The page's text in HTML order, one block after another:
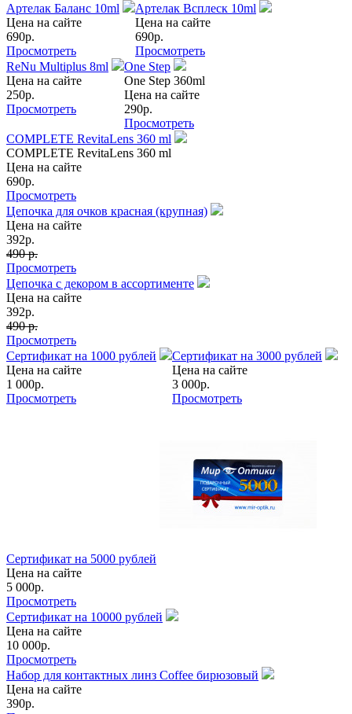
Артелак Баланс 10ml
Цена на сайте
690р.
Просмотреть
Артелак Всплеск 10ml
Цена на сайте
690р.
Просмотреть
ReNu Multiplus 8ml
Цена на сайте
250р.
Просмотреть
One Step
One Step 360ml
Цена на сайте
290р.
Просмотреть
COMPLETE RevitaLens 360 ml
COMPLETE RevitaLens 360 ml
Цена на сайте
690р.
Просмотреть
Цепочка для очков красная (крупная)
Цена на сайте
392р.
490 р.
Просмотреть
Цепочка с декором в ассортименте
Цена на сайте
392р.
490 р.
Просмотреть
Сертификат на 1000 рублей
Цена на сайте
1 000р.
Просмотреть
Сертификат на 3000 рублей
Цена на сайте
3 000р.
Просмотреть
Сертификат на 5000 рублей
Цена на сайте
5 000р.
Просмотреть
Сертификат на 10000 рублей
Цена на сайте
10 000р.
Просмотреть
Набор для контактных линз Сoffee бирюзовый
Цена на сайте
390р.